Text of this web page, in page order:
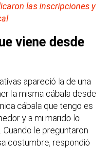
las inscripciones y
viene desde
apareció la de una
la misma cábala desde
cábala que tengo es
y a mi marido lo
le preguntaron
costumbre, respondió